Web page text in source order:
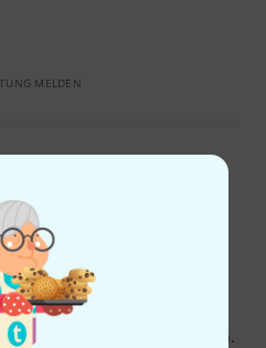
MELDEN
Bluesrock & Classic
ich einer von zwei Gitarristen.